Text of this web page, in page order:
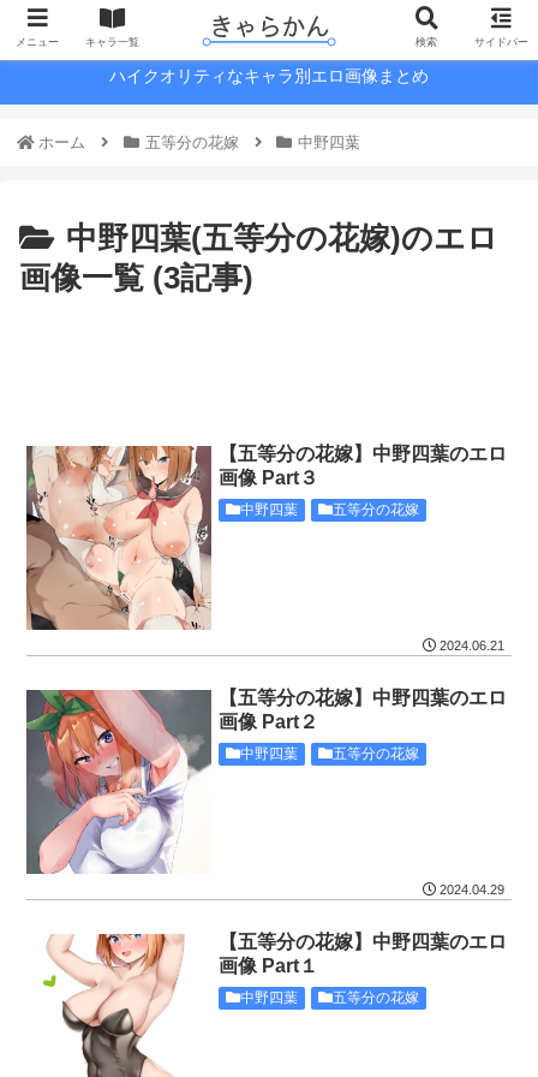
ハイクオリティなキャラ別エロ画像まとめ
ホーム 五等分の花嫁 中野四葉
中野四葉(五等分の花嫁)のエロ
画像一覧 (3記事)
【五等分の花嫁】中野四葉のエロ
画像 Part３
中野四葉 五等分の花嫁
2024.06.21
【五等分の花嫁】中野四葉のエロ
画像 Part２
中野四葉 五等分の花嫁
2024.04.29
【五等分の花嫁】中野四葉のエロ
画像 Part１
中野四葉 五等分の花嫁
メニュー キャラ一覧 検索 サイドバー